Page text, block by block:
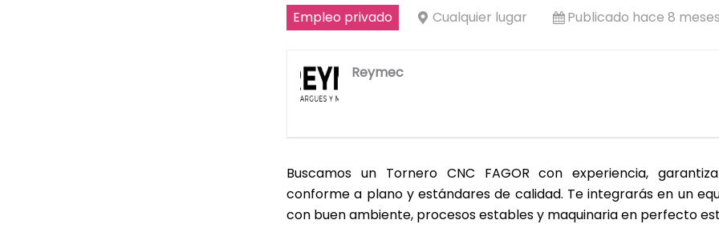
Empleo privado Cualquier lugar Publicado hace 8 meses
Reymec
Buscamos un Tornero CNC FAGOR con experiencia,
conforme a plano y estándares de calidad. Te integrarás en un
con buen ambiente, procesos estables y maquinaria en perfecto